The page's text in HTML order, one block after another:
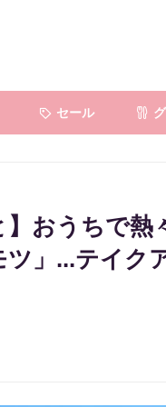
セール
】おうちで
」...テイク